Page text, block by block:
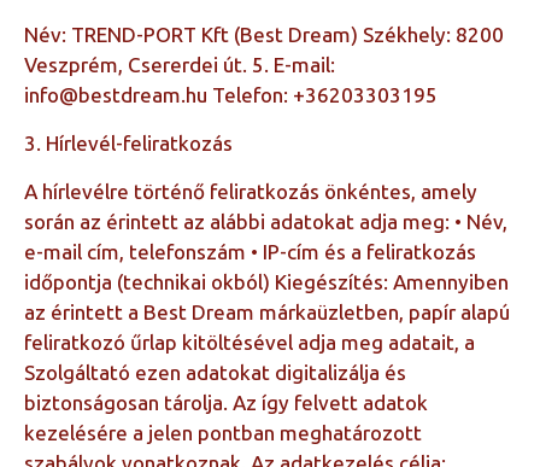
Név: TREND-PORT Kft (Best Dream) Székhely: 8200
Veszprém, Csererdei út. 5. E-mail:
info@bestdream.hu Telefon: +36203303195
3. Hírlevél-feliratkozás
A hírlevélre történő feliratkozás önkéntes, amely
során az érintett az alábbi adatokat adja meg: • Név,
e-mail cím, telefonszám • IP-cím és a feliratkozás
időpontja (technikai okból) Kiegészítés: Amennyiben
az érintett a Best Dream márkaüzletben, papír alapú
feliratkozó űrlap kitöltésével adja meg adatait, a
Szolgáltató ezen adatokat digitalizálja és
biztonságosan tárolja. Az így felvett adatok
kezelésére a jelen pontban meghatározott